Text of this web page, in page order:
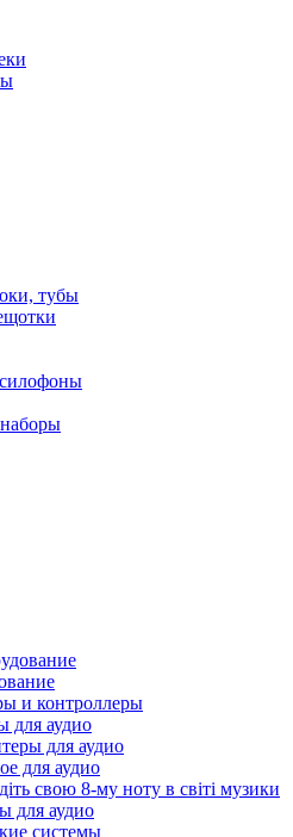
тубы
и контроллеры
для аудио
для аудио
для аудио
свою 8-му ноту в світі музики
для аудио
системы